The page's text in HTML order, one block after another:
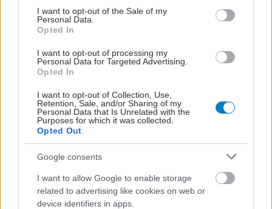
consent section.
I want to opt-out of the Sale of my
Personal Data.
Opted In
I want to opt-out of processing my
Personal Data for Targeted Advertising.
Opted In
I want to opt-out of Collection, Use,
Retention, Sale, and/or Sharing of my
Personal Data that Is Unrelated with the
Purposes for which it was collected.
Opted Out
Google consents
I want to allow Google to enable storage
related to advertising like cookies on web or
device identifiers in apps.
shares